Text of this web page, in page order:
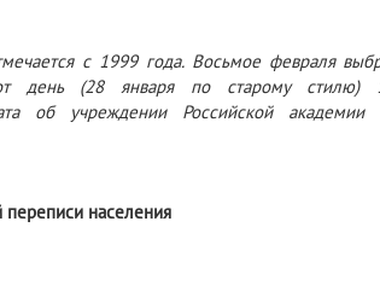
с 1999 года. Восьмое февраля
день (28 января по старому стилю)
об учреждении Российской академии
переписи населения